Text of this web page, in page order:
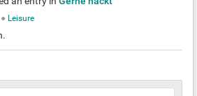
● Leisure